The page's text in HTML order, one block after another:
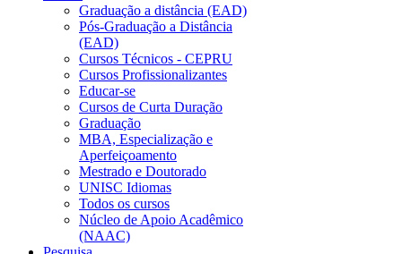
Graduação a distância (EAD)
Pós-Graduação a Distância
(EAD)
Cursos Técnicos - CEPRU
Cursos Profissionalizantes
Educar-se
Cursos de Curta Duração
Graduação
MBA, Especialização e
Aperfeiçoamento
Mestrado e Doutorado
UNISC Idiomas
Todos os cursos
Núcleo de Apoio Acadêmico
(NAAC)